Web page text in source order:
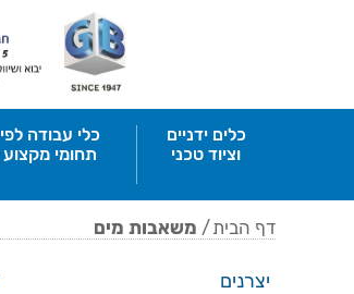
כלים ידניים
וציוד טכני
כלי עבודה לפי
תחומי מקצוע
דף הבית/ משאבות מים
יצרנים